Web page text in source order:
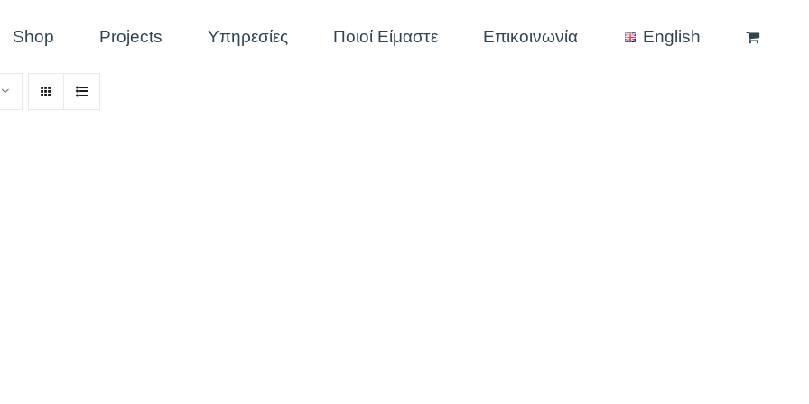
Shop Projects Υπηρεσίες Ποιοί Είμαστε Επικοινωνία English